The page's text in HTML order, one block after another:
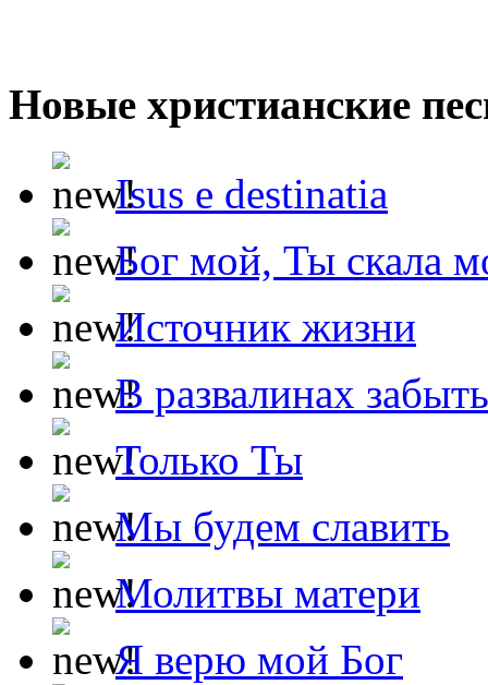
Новые христианские
Isus e destinatia
Бог мой, Ты скала
Источник жизни
В развалинах
Только Ты
Мы будем славить
Молитвы матери
Я верю мой Бог